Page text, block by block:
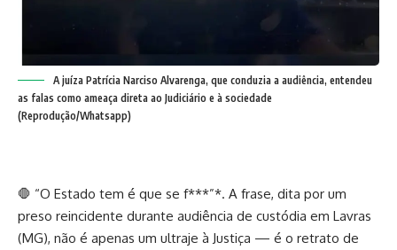
A juíza Patrícia Narciso Alvarenga, que conduzia a audiência, entendeu
as falas como ameaça direta ao Judiciário e à sociedade
(Reprodução/Whatsapp)
🛑 “O Estado tem é que se f***”*. A frase, dita por um
preso reincidente durante audiência de custódia em Lavras
(MG), não é apenas um ultraje à Justiça — é o retrato de